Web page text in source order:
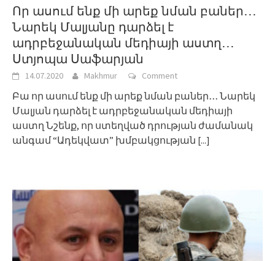
Որ ասում ենք մի արեք նման բաներ․․․
Նարեկ Մալյանը դարձել է
ադրբեջանական մեդիայի աստղ․․․
Ստյոպա Սաֆարյան
14.07.2020 Makhmur Comment
Բա որ ասում ենք մի արեք նման բաներ․․․ Նարեկ
Մալյան դարձել է ադրբեջանական մեդիայի
աստղ Նշենք, որ ստեղված դրության ժամանակ
անգամ “Ադեկվատ” խմբակցության [...]